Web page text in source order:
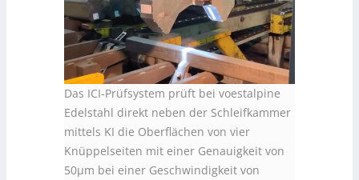
Das ICI-Prüfsystem prüft bei voestalpine
Edelstahl direkt neben der Schleifkammer
mittels KI die Oberflächen von vier
Knüppelseiten mit einer Genauigkeit von
50µm bei einer Geschwindigkeit von